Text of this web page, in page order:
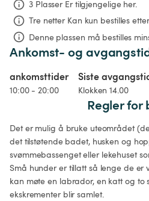
3 Plasser Er tilgjengelige her.
Tre netter Kan kun bestilles
Denne plassen må bestilles
Ankomst- og
ankomsttider
10:00 - 20:00
Siste
Klokken 14.00
Regler for
Det er mulig å bruke uteområdet
det tilstøtende badet, husken og
svømmebassenget eller lekehuset
Små hunder er tillatt så lenge de
kan møte en labrador, en katt og to
ekskrementer blir samlet.